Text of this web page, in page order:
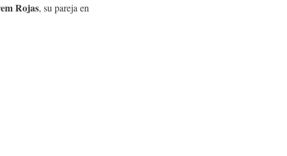
Rojas, su pareja en